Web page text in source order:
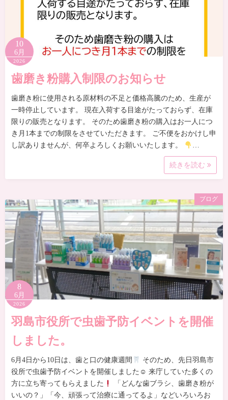
10
6月
2026
歯磨き粉購入制限のお知らせ
歯磨き粉に使用される原材料の不足と価格高騰のため、生産が
一時停止しています。 現在入荷する目途がたっておらず、在庫
限りの販売となります。 そのため歯磨き粉の購入はお一人につ
き月1本までの制限をさせていただきます。 ご不便をおかけし申
し訳ありませんが、何卒よろしくお願いいたします。
…
続きを読む
ブログ
8
6月
2026
羽島市役所で虫歯予防イベントを開催
しました。
6月4日から10日は、歯と口の健康週間
そのため、先日羽島市
役所で虫歯予防イベントを開催しました☺ 来庁していた多くの
方に立ち寄ってもらえました
「どんな歯ブラシ、歯磨き粉が
いいの？」「今、頑張って治療に通ってるよ」などいろいろお